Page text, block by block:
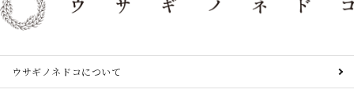
ウサギノネドコについて